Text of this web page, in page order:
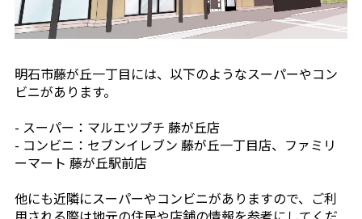
明石市藤が丘一丁目には、以下のようなスーパーやコン
ビニがあります。
- スーパー：マルエツプチ 藤が丘店
- コンビニ：セブンイレブン 藤が丘一丁目店、ファミリ
ーマート 藤が丘駅前店
他にも近隣にスーパーやコンビニがありますので、ご利